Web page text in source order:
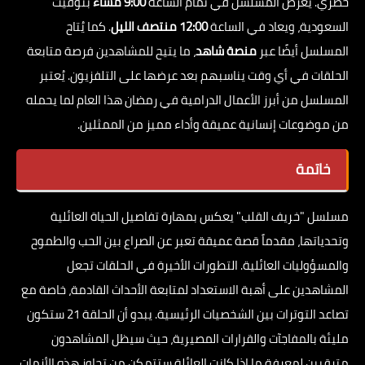
السعودية، ويعاد في الساعة12:00 منتصف الليل
. كما يُتاح
المسلسل أيضًا عبر منصة شاهد، ما يتيح للمشاهدين فرصة متابعة
الحلقات في أي وقت يناسبهم بعد عرضها على التلفزيون. يُعتبر
المسلسل من أبرز الأعمال الدرامية في رمضان هذا العام لما يحمله
من موضوعات إنسانية عميقة وأداء مميز من الممثلين.
خاتمة
مسلسل "خريف القلب" يعكس بمهارة تفاصيل الحياة العائلية
وتحدياتها، مقدماً قصة عميقة تعبر عن الصراع بين الحب والطموح
والمسؤوليات العائلية. التطورات الأخيرة في الحلقات تجعل
المشاهدين على أهبة الاستعداد لمتابعة الأحداث القادمة، خاصة مع
تصاعد التوترات بين الشخصيات الرئيسية. يبدو أن الحلقة 21 ستكون
مليئة بالمفاجآت والقرارات المصيرية، حيث سيظل المشاهدون